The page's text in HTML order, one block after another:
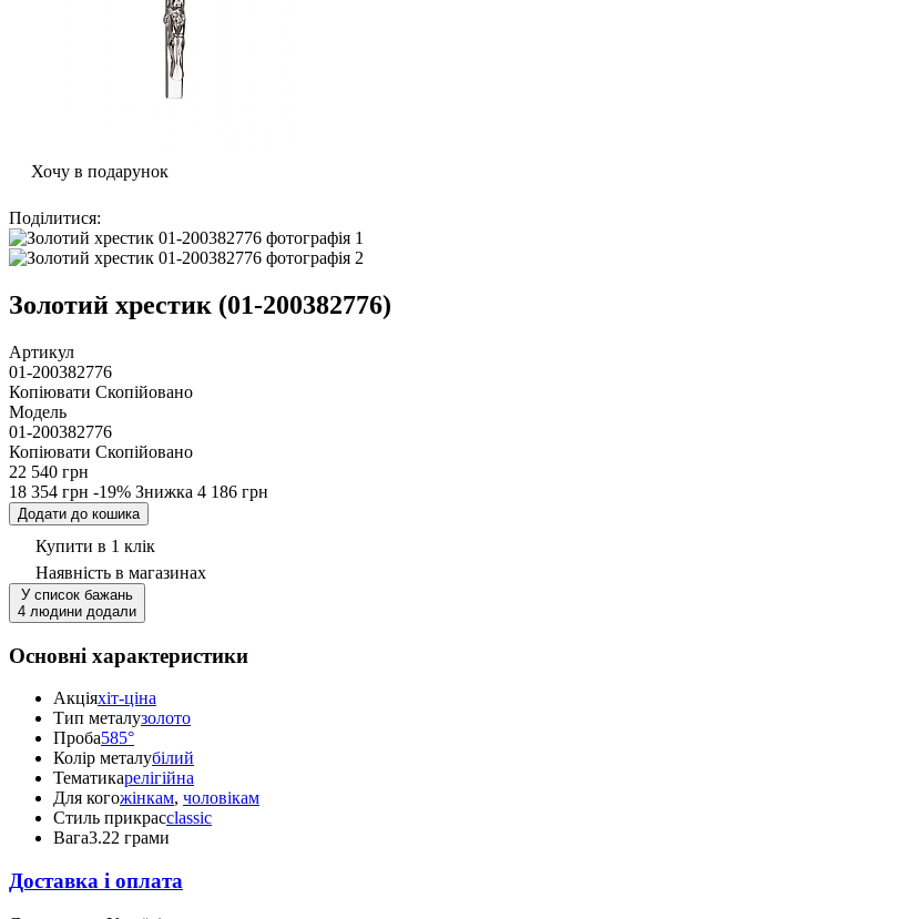
Хочу в подарунок
Поділитися:
Золотий хрестик (01-200382776)
Артикул
01-200382776
Копіювати Скопійовано
Модель
01-200382776
Копіювати Скопійовано
22 540 грн
18 354 грн -19% Знижка 4 186 грн
Додати до кошика
Купити в 1 клік
Наявність в магазинах
У список бажань
4 людини додали
Основні характеристики
Акціяхіт-ціна
Тип металузолото
Проба585°
Колір металубілий
Тематикарелігійна
Для когожінкам, чоловікам
Стиль прикрасclassic
Вага3.22 грами
Доставка і оплата